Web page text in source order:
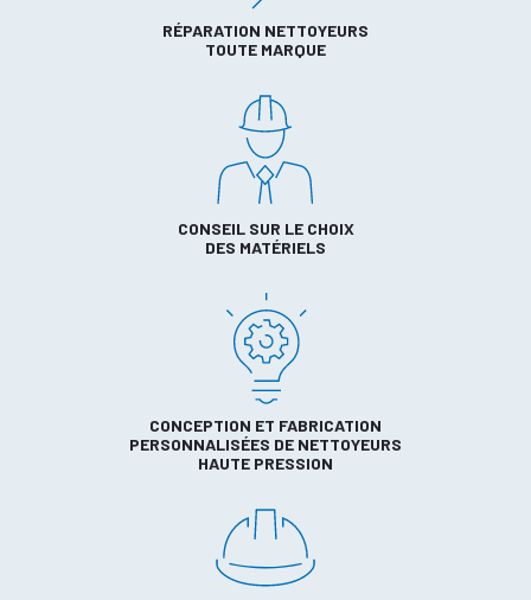
RÉPARATION NETTOYEURS
TOUTE MARQUE
CONSEIL SUR LE CHOIX
DES MATÉRIELS
CONCEPTION ET FABRICATION
PERSONNALISÉES DE NETTOYEURS
HAUTE PRESSION